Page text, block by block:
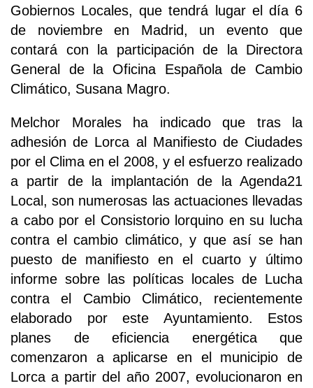
Gobiernos Locales, que tendrá lugar el día 6
de noviembre en Madrid, un evento que
contará con la participación de la Directora
General de la Oficina Española de Cambio
Climático, Susana Magro.
Melchor Morales ha indicado que tras la
adhesión de Lorca al Manifiesto de Ciudades
por el Clima en el 2008, y el esfuerzo realizado
a partir de la implantación de la Agenda21
Local, son numerosas las actuaciones llevadas
a cabo por el Consistorio lorquino en su lucha
contra el cambio climático, y que así se han
puesto de manifiesto en el cuarto y último
informe sobre las políticas locales de Lucha
contra el Cambio Climático, recientemente
elaborado por este Ayuntamiento. Estos
planes de eficiencia energética que
comenzaron a aplicarse en el municipio de
Lorca a partir del año 2007, evolucionaron en